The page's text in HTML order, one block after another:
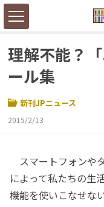
理解不能？
ール集
新刊JPニュース
2015/2/13
スマートフォンや
によって私たちの生
機能を使いこなせな